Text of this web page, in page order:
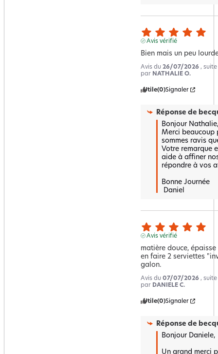
Avis vérifié
Bien mais un peu
Avis du 26/07/2026 ,
par NATHALIE O.
Utile(0)Signaler
Réponse de
Bonjour
Merci beaucoup
sommes ravis
Votre remarque
aide à affiner
répondre à vos
Bonne Journée
Daniel
Avis vérifié
matière douce,
en faire 2 serviettes
galon.
Avis du 07/07/2026 ,
par DANIELE C.
Utile(0)Signaler
Réponse de
Bonjour Daniele,
Un grand merci